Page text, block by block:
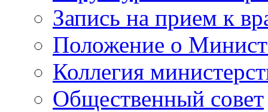
Запись на прием к
Положение о
Коллегия
Общественный совет